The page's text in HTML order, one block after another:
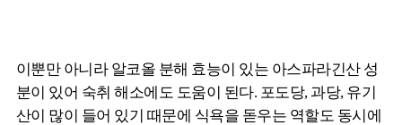
이뿐만 아니라 알코올 분해 효능이 있는 아스파라긴산 성
분이 있어 숙취 해소에도 도움이 된다. 포도당, 과당, 유기
산이 많이 들어 있기 때문에 식욕을 돋우는 역할도 동시에